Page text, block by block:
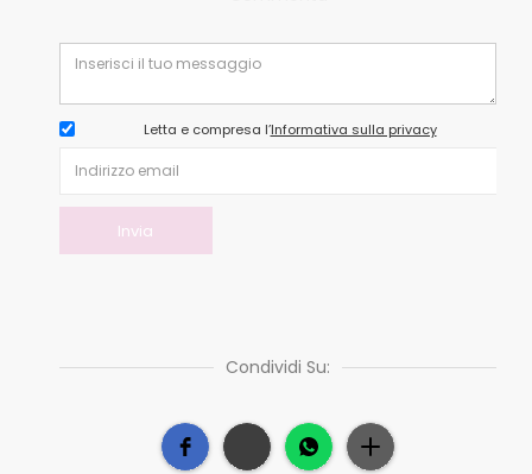
Letta e compresa l’Informativa sulla privacy
Condividi Su: